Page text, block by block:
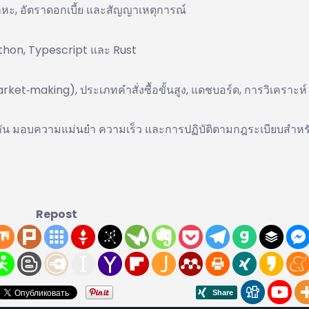
หะ, อัตราดอกเบี้ย และสัญญาเหตุการณ์
Typescript และ Rust
ประเภทคำสั่งซื้อขั้นสูง, แดชบอร์ด, การวิเคราะห์
มอบความแม่นยำ ความเร็ว และการปฏิบัติตามกฎระเบียบสำห
Repost